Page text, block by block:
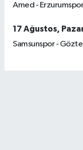
Amed -
17 Ağustos,
Samsunspor -